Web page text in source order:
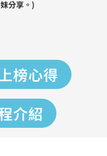
分享。)
榜心得
介紹